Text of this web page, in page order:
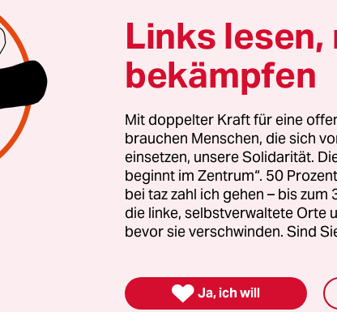
Olaf Scholz, SPD, geplante
für Geflüchtete. „Mit dem aktuellen
der Bund seine Ausgaben auf weniger als
heißt es in einer Stellungnahme aus dem
der taz. So erhielten die
1,8 Milliarden Euro pro Jahr als
Unterbringung. „Fallen diese Mittel weg,
einen Aufstand der Bürgermeister
Erster Bürgermeister Peter
für Geflüchtete von insgesamt 4,7 Milliarden
pro Jahr zu senken. Das bestätigte ein
Links
bekämpfen
Mit doppelter Kraft für eine
brauchen Menschen, die sich
einsetzen, unsere Solidarität.
beginnt im Zentrum“. 50
bei taz zahl ich gehen – bis
die linke, selbstverwaltete Orte
bevor sie verschwinden. Sind
 Ja, ich will